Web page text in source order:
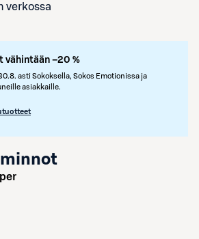
verkossa
vähintään –20 %
asti Sokoksella, Sokos Emotionissa ja
asiakkaille.